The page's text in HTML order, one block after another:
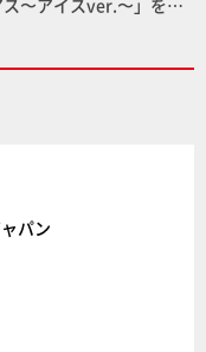
〜アイスver.〜」を製
パン